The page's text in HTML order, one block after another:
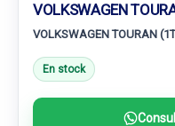
VOLKSWAGEN
VOLKSWAGEN TOURAN
En stock